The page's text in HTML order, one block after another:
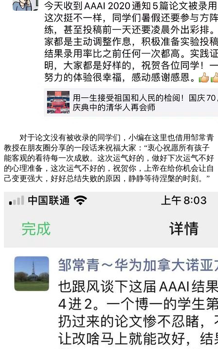
对于论文没有被收录的同学们，小编在这里也借用邹常青
教授在朋友圈分享的一段话来祝福大家：“衷心祝愿所有孩子
能客观的看待每一次成败。这次运气好的，做好下次运气不好
的心理准备，这次运气不好的，祝贺你，上帝在给你机会让自
己变更强大，好好总结失败的原因，静静等待涅槃的时刻。”